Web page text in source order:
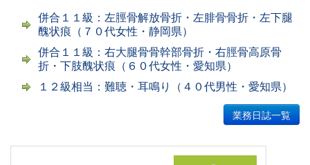
併合１１級：左脛骨解放骨折・左腓骨骨折・左下腿
醜状痕（７０代女性・静岡県）
併合１１級：右大腿骨骨幹部骨折・右脛骨高原骨
折・下肢醜状痕（６０代女性・愛知県）
１２級相当：難聴・耳鳴り（４０代男性・愛知県）
業務日誌一覧